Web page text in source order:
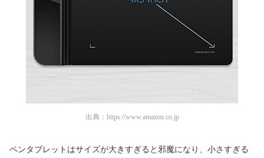
出典： https://www.amazon.co.jp
ペンタブレットはサイズが大きすぎると邪魔になり、小さすぎる